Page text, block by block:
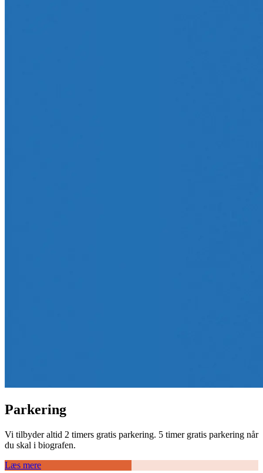
Parkering
Vi tilbyder altid 2 timers gratis parkering. 5 timer gratis parkering når
du skal i biografen.
Læs mere